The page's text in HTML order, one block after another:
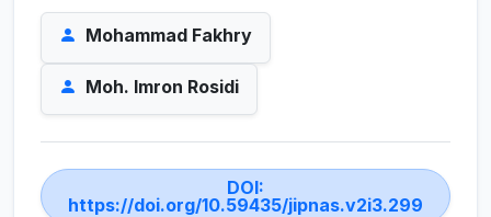
Mohammad Fakhry
Moh. Imron Rosidi
DOI:
https://doi.org/10.59435/jipnas.v2i3.299